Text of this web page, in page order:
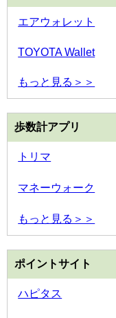
エアウォレット
TOYOTA Wallet
もっと見る＞＞
歩数計アプリ
トリマ
マネーウォーク
もっと見る＞＞
ポイントサイト
ハピタス